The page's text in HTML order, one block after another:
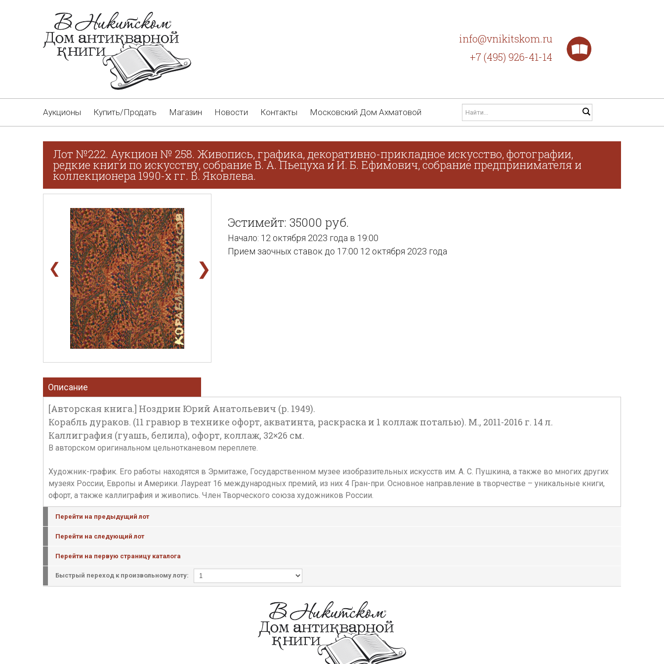
info@vnikitskom.ru
+7 (495) 926-41-14
Аукционы Купить/Продать Магазин Новости Контакты Московский Дом Ахматовой
Лот №222. Аукцион № 258. Живопись, графика, декоративно-прикладное искусство, фотографии,
редкие книги по искусству, собрание В. А. Пьецуха и И. Б. Ефимович, собрание предпринимателя и
коллекционера 1990-х гг. В. Яковлева.
❮ ❯
Эстимейт: 35000 руб.
Начало: 12 октября 2023 года в 19:00
Прием заочных ставок до 17:00 12 октября 2023 года
Описание
[Авторская книга.] Ноздрин Юрий Анатольевич (р. 1949).
Корабль дураков. (11 гравюр в технике офорт, акватинта, раскраска и 1 коллаж поталью). М., 2011-2016 г. 14 л.
Каллиграфия (гуашь, белила), офорт, коллаж, 32×26 см.
В авторском оригинальном цельнотканевом переплете.
Художник-график. Его работы находятся в Эрмитаже, Государственном музее изобразительных искусств им. А. С. Пушкина, а также во многих других
музеях России, Европы и Америки. Лауреат 16 международных премий, из них 4 Гран-при. Основное направление в творчестве – уникальные книги,
офорт, а также каллиграфия и живопись. Член Творческого союза художников России.
Перейти на предыдущий лот
Перейти на следующий лот
Перейти на первую страницу каталога
Быстрый переход к произвольному лоту: